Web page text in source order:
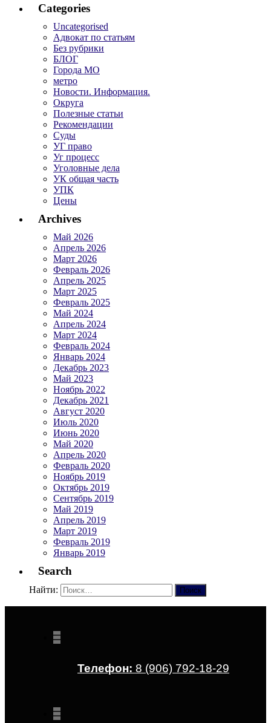
Categories
Uncategorised
Адвокат по статьям
Без рубрики
БЛОГ
Города МО
метро
Новости. Информация.
Округа
Полезные статьи
Рекомендации
Суды
УГ право
Уг процесс
Уголовные дела
УК общая часть
УПК
Цены
Archives
Май 2026
Апрель 2026
Март 2026
Февраль 2026
Апрель 2025
Март 2025
Февраль 2025
Май 2024
Апрель 2024
Март 2024
Февраль 2024
Январь 2024
Декабрь 2023
Май 2023
Ноябрь 2022
Декабрь 2021
Август 2020
Июль 2020
Июнь 2020
Май 2020
Апрель 2020
Февраль 2020
Ноябрь 2019
Октябрь 2019
Сентябрь 2019
Май 2019
Апрель 2019
Март 2019
Февраль 2019
Январь 2019
Search
Найти:
Телефон: 8 (906) 792-18-29